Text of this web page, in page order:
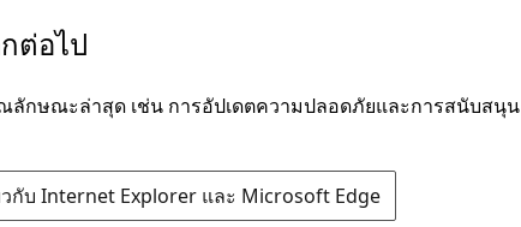
ต่อไป
ลักษณะล่าสุด เช่น การอัปเดตความปลอดภัยและการสนับสนุน
กับ Internet Explorer และ Microsoft Edge